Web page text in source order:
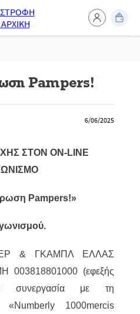
Pampers!
6/06/2025
ΣΤΟΝ ON-LINE
Pampers!»
& ΓΚΑΜΠΛ ΕΛΛΑΣ
003818801000 (εφεξής
συνεργασία με τη
«Numberly 1000mercis